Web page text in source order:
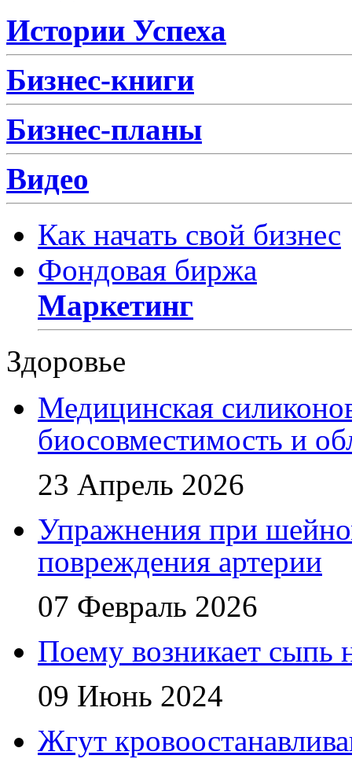
Истории Успеха
Бизнес-книги
Бизнес-планы
Видео
Как начать свой бизнес
Фондовая биржа
Маркетинг
Здоровье
Медицинская
биосовместимость и
23 Апрель 2026
Упражнения при
повреждения артерии
07 Февраль 2026
Поему возникает сыпь
09 Июнь 2024
Жгут